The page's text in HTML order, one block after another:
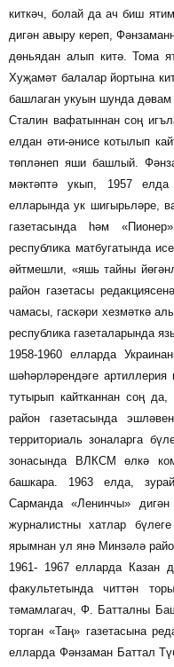
киткәч, болай да ач биш
дигән авыру кереп,
дөньядан алып китә. Тома
Хуҗамәт балалар йортына
башлаган укуын шунда дәвам
Сталин вафатыннан соң
елдан әти-әнисе котылып
төпләнеп яши башлый.
мәктәптә укып, 1957
елларында ук шигырьләре,
газетасында һәм
республика матбугатында
әйтмешли, «яшь тайны
район газетасы
чамасы, гаскәри хезмәткә
республика газеталарында
1958-1960 елларда
шәһәрләрендәге
тутырып кайтканнан соң
район газетасында
территориаль зоналарга
зонасында ВЛКСМ өлкә
башкара. 1963 елда,
Сарманда «Ленинчы»
журналистны хатлар
ярымнан ул янә Минзәлә
1961- 1967 елларда Казан
факультетында читтән
тәмамлагач, Ф. Батталны
торган «Таң» газетасына
елларда Фәнзаман Баттал